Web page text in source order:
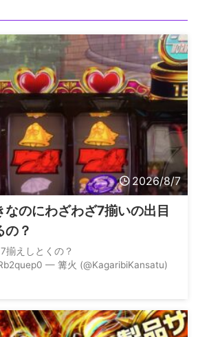
2026/8/7
のにわざわざ7揃いの出目
の？
揃えしとくの？
— 篝火 (@KagaribiKansatu)